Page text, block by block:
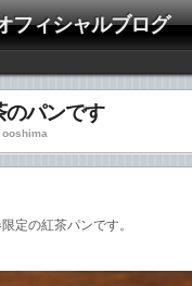
フィシャルブログ
パンです
ooshima
定の紅茶パンです。